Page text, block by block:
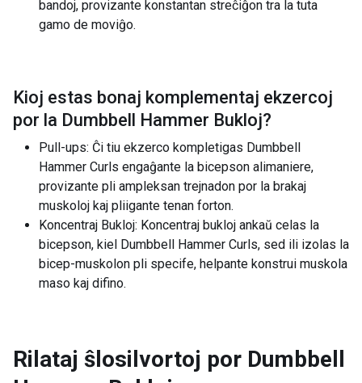
bandoj, provizante konstantan streĉiĝon tra la tuta
gamo de moviĝo.
Kioj estas bonaj komplementaj ekzercoj
por la Dumbbell Hammer Bukloj?
Pull-ups: Ĉi tiu ekzerco kompletigas Dumbbell
Hammer Curls engaĝante la bicepson alimaniere,
provizante pli ampleksan trejnadon por la brakaj
muskoloj kaj pliigante tenan forton.
Koncentraj Bukloj: Koncentraj bukloj ankaŭ celas la
bicepson, kiel Dumbbell Hammer Curls, sed ili izolas la
bicep-muskolon pli specife, helpante konstrui muskola
maso kaj difino.
Rilataj ŝlosilvortoj por Dumbbell